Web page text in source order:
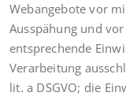
Webangebote vor
Ausspähung und
entsprechende
Verarbeitung
lit. a DSGVO; die